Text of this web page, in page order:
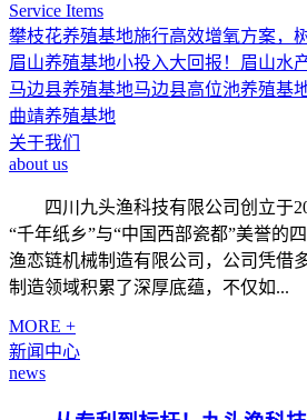
Service Items
攀枝花养殖基地施行高效增氧方案，
眉山养殖基地小投入大回报！眉山水
马边县养殖基地马边县高位池养殖基
曲靖养殖基地
关于我们
about us
四川九头渔科技有限公司创立于
“千年纸乡”与“中国西部瓷都”美誉的
渔恋链机械制造有限公司，公司凭借
制造领域积累了深厚底蕴，不仅如...
MORE +
新闻中心
news